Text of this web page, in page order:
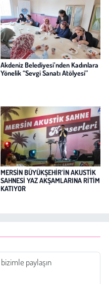
Akdeniz Belediyesi’nden Kadınlara
Yönelik “Sevgi Sanatı Atölyesi”
MERSİN BÜYÜKŞEHİR’İN AKUSTİK
SAHNESİ YAZ AKŞAMLARINA RİTİM
KATIYOR